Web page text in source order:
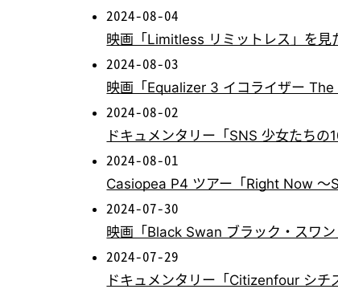
2024-08-04
映画「Limitless リミットレス」を見
2024-08-03
映画「Equalizer 3 イコライザー The
2024-08-02
ドキュメンタリー「SNS 少女たちの
2024-08-01
Casiopea P4 ツアー「Right Now ～
2024-07-30
映画「Black Swan ブラック・スワ
2024-07-29
ドキュメンタリー「Citizenfour シチ